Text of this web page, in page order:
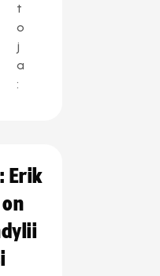
t
o
j
a
:
Erik